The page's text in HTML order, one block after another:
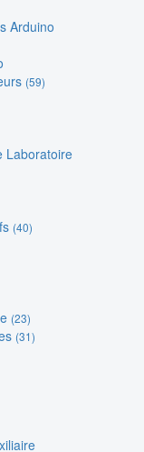
Arduino
(59)
Laboratoire
(40)
(23)
(31)